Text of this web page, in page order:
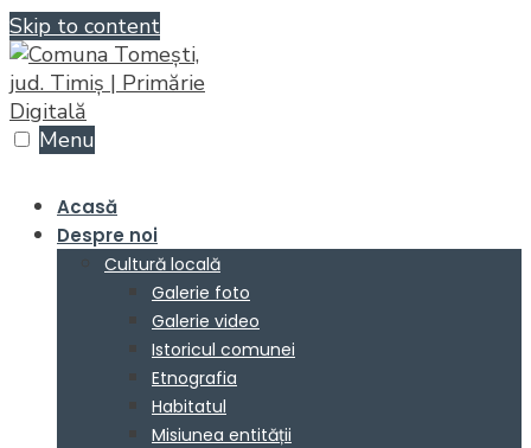
Skip to content
Menu
Acasă
Despre noi
Cultură locală
Galerie foto
Galerie video
Istoricul comunei
Etnografia
Habitatul
Misiunea entității